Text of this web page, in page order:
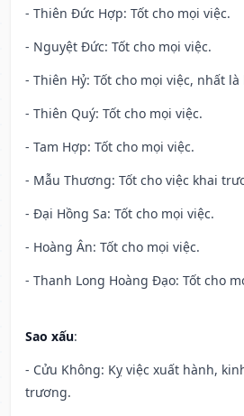
- Thiên Đức Hợp: Tốt cho mọi việc.
- Nguyệt Đức: Tốt cho mọi việc.
- Thiên Hỷ: Tốt cho mọi việc, nhất
- Thiên Quý: Tốt cho mọi việc.
- Tam Hợp: Tốt cho mọi việc.
- Mẫu Thương: Tốt cho việc khai
- Đại Hồng Sa: Tốt cho mọi việc.
- Hoàng Ân: Tốt cho mọi việc.
- Thanh Long Hoàng Đạo: Tốt cho
Sao xấu:
- Cửu Không: Kỵ việc xuất hành,
trương.